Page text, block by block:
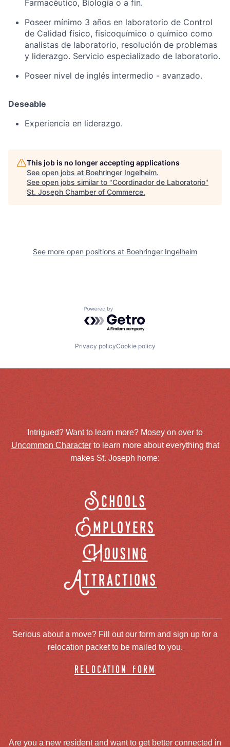
Farmacéutico, Biología o a fin.
Poseer mínimo 3 años en laboratorio de Control
de Calidad físico, fisicoquímico o químico como
analistas de laboratorio, resolución de problemas
y liderazgo. Servicio especializado de laboratorio.
Poseer nivel de inglés intermedio - avanzado.
Deseable
Experiencia en liderazgo.
This job is no longer accepting applications
See open jobs at Boehringer Ingelheim.
See open jobs similar to "Coordinador de Laboratorio"
St. Joseph Chamber of Commerce.
See more open positions at Boehringer Ingelheim
Powered by Getro.com
Privacy policyCookie policy
Intrigued? Want to learn more? Mosey on over to
Uncommon Characterto learn more about everything that
makes St. Joseph home:
Schools
Employers
Housing
Attractions
Serious about a move? Fill out our form and sign up for a
relocation packet to be mailed to you.
relocation form
Are you a new resident and want to get better connected in